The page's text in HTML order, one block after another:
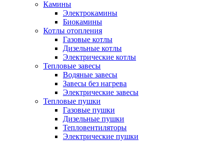
Камины
Электрокамины
Биокамины
Котлы отопления
Газовые котлы
Дизельные котлы
Электрические котлы
Тепловые завесы
Водяные завесы
Завесы без нагрева
Электрические завесы
Тепловые пушки
Газовые пушки
Дизельные пушки
Тепловентиляторы
Электрические пушки